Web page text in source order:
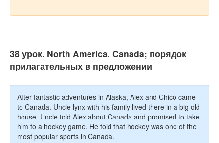
38 урок. North America. Canada; порядок
прилагательных в предложении
After fantastic adventures in Alaska, Alex and Chico came
to Canada. Uncle lynx with his family lived there in a big old
house. Uncle told Alex about Canada and promised to take
him to a hockey game. He told that hockey was one of the
most popular sports in Canada.